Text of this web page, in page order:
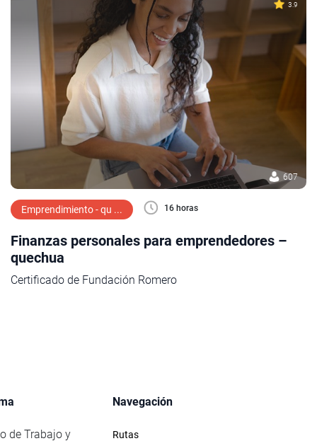
3.9
607
Emprendimiento - qu ... 16 horas
Finanzas personales para emprendedores –
quechua
Certificado de Fundación Romero
de Trabajo y
Navegación
Rutas